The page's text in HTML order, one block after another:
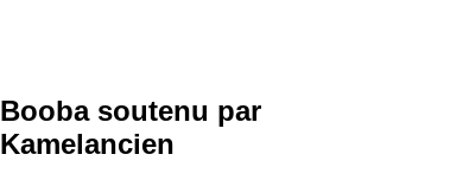
Booba soutenu par
Kamelancien